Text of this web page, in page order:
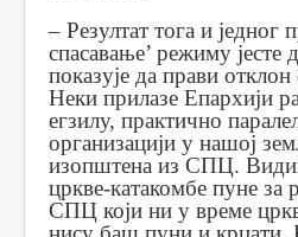
– Резултат тога и једног
спасавање’ режиму јесте
показује да прави
Неки прилазе Епархији
егзилу, практично
организацији у нашој
изопштена из СПЦ.
цркве-катакомбе пуне за
СПЦ који ни у време